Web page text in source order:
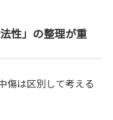
性」の整理が重
傷は区別して考える